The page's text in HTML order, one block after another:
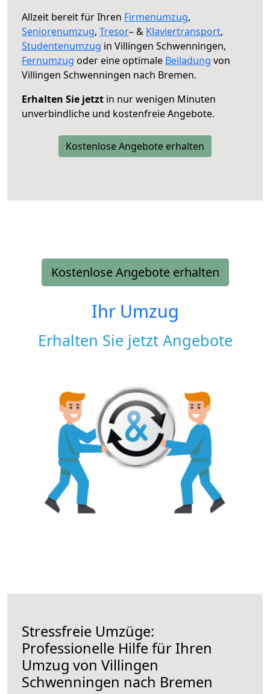
Allzeit bereit für Ihren Firmenumzug,
Seniorenumzug, Tresor– & Klaviertransport,
Studentenumzug in Villingen Schwenningen,
Fernumzug oder eine optimale Beiladung von
Villingen Schwenningen nach Bremen.
Erhalten Sie jetzt in nur wenigen Minuten
unverbindliche und kostenfreie Angebote.
Kostenlose Angebote erhalten
Kostenlose Angebote erhalten
Ihr Umzug
Erhalten Sie jetzt Angebote
Stressfreie Umzüge:
Professionelle Hilfe für Ihren
Umzug von Villingen
Schwenningen nach Bremen